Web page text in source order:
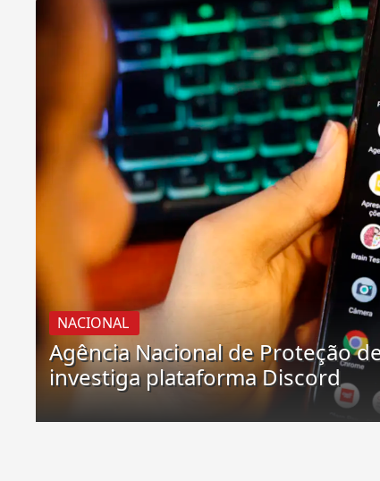
NACIONAL
Agência Nacional de Proteção
investiga plataforma Discord